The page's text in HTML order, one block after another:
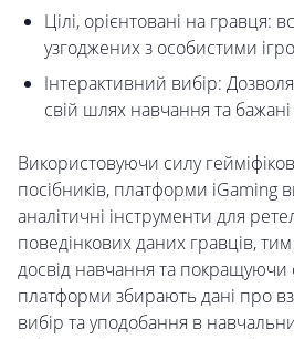
Цілі, орієнтовані на гравця:
узгоджених з особистими
Інтерактивний вибір:
свій шлях навчання та
Використовуючи силу
посібників, платформи iGaming
аналітичні інструменти для
поведінкових даних гравців,
досвід навчання та покращуючи
платформи збирають дані про
вибір та уподобання в